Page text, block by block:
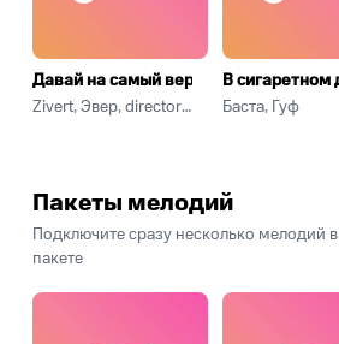
Давай на самый верх
Zivert, Эвер, directoreels
В сигаретном
Баста, Гуф
Пакеты мелодий
Подключите сразу несколько мелодий
пакете